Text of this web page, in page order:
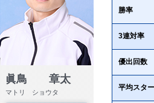
眞鳥 章太
マトリ ショウタ
勝率
3連対率
優出回数
平均スタ